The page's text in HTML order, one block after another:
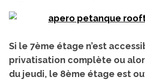
Si le 7ème étage n’est
privatisation complète ou
du jeudi, le 8ème étage est